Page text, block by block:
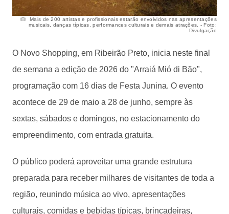
Mais de 200 artistas e profissionais estarão envolvidos nas apresentações
musicais, danças típicas, performances culturais e demais atrações. - Foto:
Divulgação
O Novo Shopping, em Ribeirão Preto, inicia neste final
de semana a edição de 2026 do "Arraiá Mió di Bão",
programação com 16 dias de Festa Junina. O evento
acontece de 29 de maio a 28 de junho, sempre às
sextas, sábados e domingos, no estacionamento do
empreendimento, com entrada gratuita.
O público poderá aproveitar uma grande estrutura
preparada para receber milhares de visitantes de toda a
região, reunindo música ao vivo, apresentações
culturais, comidas e bebidas típicas, brincadeiras,